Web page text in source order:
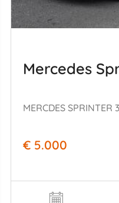
Mercedes
MERCDES SPRINTER
€ 5.000